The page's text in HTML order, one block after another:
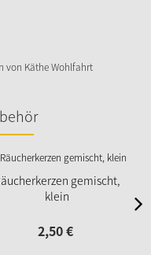
von Käthe Wohlfahrt
gemischt,
klein
2,50€